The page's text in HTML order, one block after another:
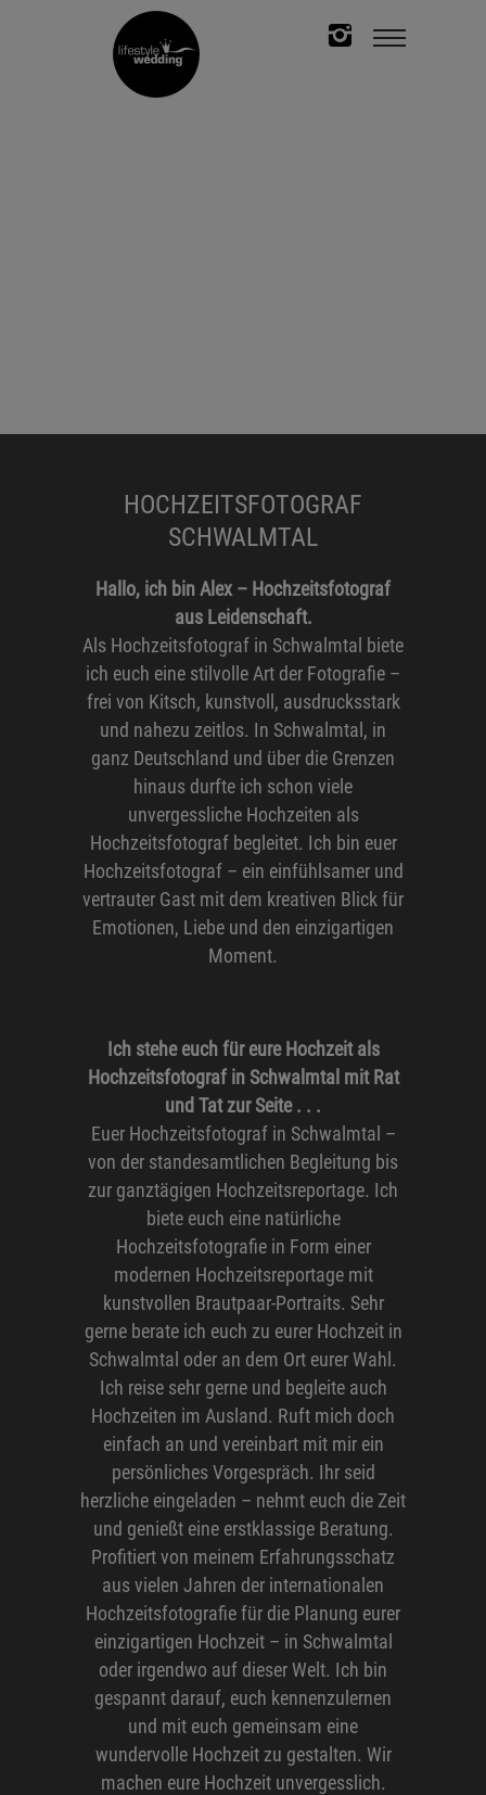
HOCHZEITSFOTOGRAF
SCHWALMTAL
Hallo, ich bin Alex – Hochzeitsfotograf
aus Leidenschaft.
Als Hochzeitsfotograf in Schwalmtal biete
ich euch eine stilvolle Art der Fotografie –
frei von Kitsch, kunstvoll, ausdrucksstark
und nahezu zeitlos. In Schwalmtal, in
ganz Deutschland und über die Grenzen
hinaus durfte ich schon viele
unvergessliche Hochzeiten als
Hochzeitsfotograf begleitet. Ich bin euer
Hochzeitsfotograf – ein einfühlsamer und
vertrauter Gast mit dem kreativen Blick für
Emotionen, Liebe und den einzigartigen
Moment.
Ich stehe euch für eure Hochzeit als
Hochzeitsfotograf in Schwalmtal mit Rat
und Tat zur Seite . . .
Euer Hochzeitsfotograf in Schwalmtal –
von der standesamtlichen Begleitung bis
zur ganztägigen Hochzeitsreportage. Ich
biete euch eine natürliche
Hochzeitsfotografie in Form einer
modernen Hochzeitsreportage mit
kunstvollen Brautpaar-Portraits. Sehr
gerne berate ich euch zu eurer Hochzeit in
Schwalmtal oder an dem Ort eurer Wahl.
Ich reise sehr gerne und begleite auch
Hochzeiten im Ausland. Ruft mich doch
einfach an und vereinbart mit mir ein
persönliches Vorgespräch. Ihr seid
herzliche eingeladen – nehmt euch die Zeit
und genießt eine erstklassige Beratung.
Profitiert von meinem Erfahrungsschatz
aus vielen Jahren der internationalen
Hochzeitsfotografie für die Planung eurer
einzigartigen Hochzeit – in Schwalmtal
oder irgendwo auf dieser Welt. Ich bin
gespannt darauf, euch kennenzulernen
und mit euch gemeinsam eine
wundervolle Hochzeit zu gestalten. Wir
machen eure Hochzeit unvergesslich.